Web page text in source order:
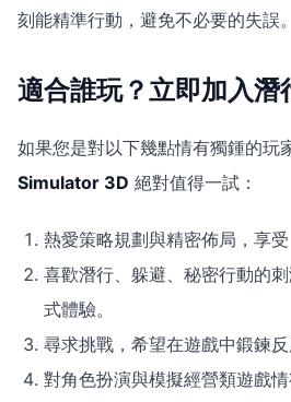
刻能精準行動，避免不必要的失誤。
適合誰玩？立即加入潛
如果您是對以下幾點情有獨鍾的玩
Simulator 3D 絕對值得一試：
熱愛策略規劃與精密佈局，享受
喜歡潛行、躲避、秘密行動的
式體驗。
尋求挑戰，希望在遊戲中鍛鍊反
對角色扮演與模擬經營類遊戲